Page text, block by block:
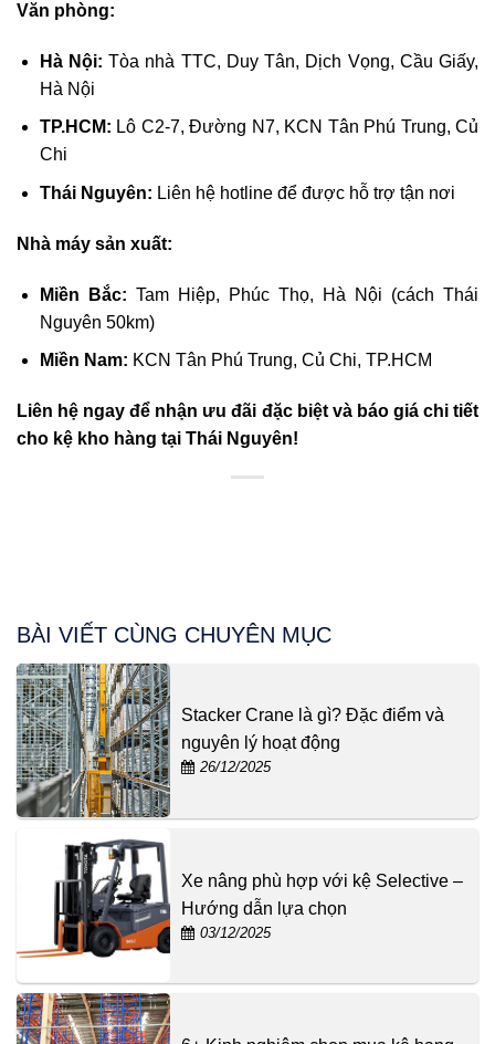
Văn phòng:
Hà Nội: Tòa nhà TTC, Duy Tân, Dịch Vọng, Cầu Giấy,
Hà Nội
TP.HCM: Lô C2-7, Đường N7, KCN Tân Phú Trung, Củ
Chi
Thái Nguyên: Liên hệ hotline để được hỗ trợ tận nơi
Nhà máy sản xuất:
Miền Bắc: Tam Hiệp, Phúc Thọ, Hà Nội (cách Thái
Nguyên 50km)
Miền Nam: KCN Tân Phú Trung, Củ Chi, TP.HCM
Liên hệ ngay để nhận ưu đãi đặc biệt và báo giá chi tiết
cho kệ kho hàng tại Thái Nguyên!
BÀI VIẾT CÙNG CHUYÊN MỤC
Stacker Crane là gì? Đặc điểm và
nguyên lý hoạt động
26/12/2025
Xe nâng phù hợp với kệ Selective –
Hướng dẫn lựa chọn
03/12/2025